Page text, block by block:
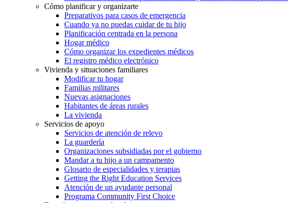
Cómo planificar y organizarte
Preparativos para casos de emergencia
Cuando ya no puedas cuidar de tu hijo
Planificación centrada en la persona
Hogar médico
Cómo organizar los expedientes médicos
El registro médico electrónico
Vivienda y situaciones familiares
Modificar tu hogar
Familias militares
Nuevas asignaciones
Habitantes de áreas rurales
La vivienda
Servicios de apoyo
Servicios de atención de relevo
La guardería
Organizaciones subsidiadas por el gobierno
Mandar a tu hijo a un campamento
Glosario de especialidades y terapias
Getting the Right Education Services
Atención de un ayudante personal
Programa Community First Choice